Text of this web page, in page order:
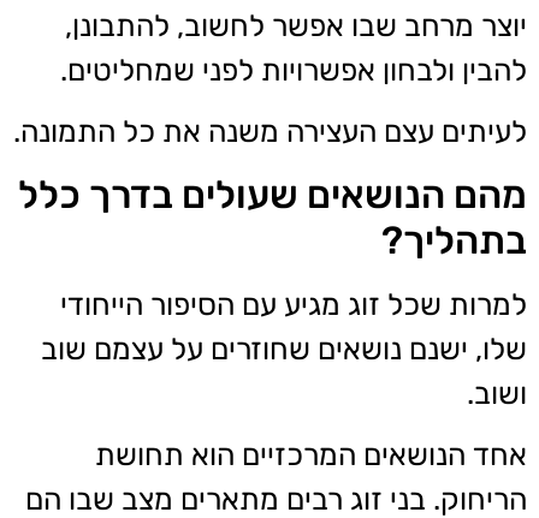
יוצר מרחב שבו אפשר לחשוב, להתבונן,
להבין ולבחון אפשרויות לפני שמחליטים.
לעיתים עצם העצירה משנה את כל התמונה.
מהם הנושאים שעולים בדרך כלל
בתהליך?
למרות שכל זוג מגיע עם הסיפור הייחודי
שלו, ישנם נושאים שחוזרים על עצמם שוב
ושוב.
אחד הנושאים המרכזיים הוא תחושת
הריחוק. בני זוג רבים מתארים מצב שבו הם